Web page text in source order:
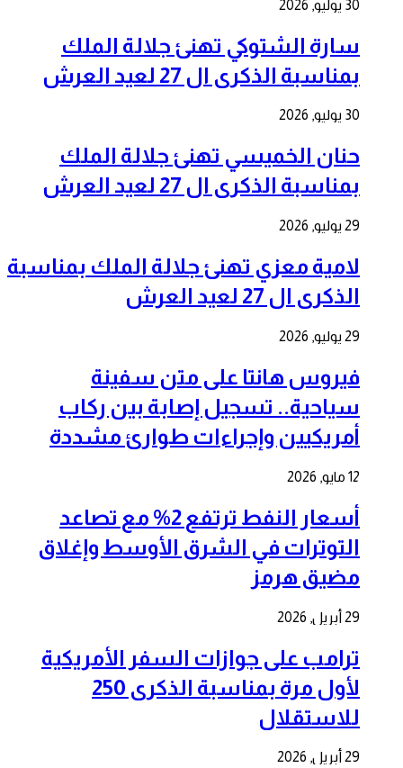
30 يوليو, 2026
سارة الشتوكي تهنئ جلالة الملك
بمناسبة الذكرى ال 27 لعيد العرش
30 يوليو, 2026
حنان الخميسي تهنئ جلالة الملك
بمناسبة الذكرى ال 27 لعيد العرش
29 يوليو, 2026
لامية معزي تهنئ جلالة الملك بمناسبة
الذكرى ال 27 لعيد العرش
29 يوليو, 2026
فيروس هانتا على متن سفينة
سياحية.. تسجيل إصابة بين ركاب
أمريكيين وإجراءات طوارئ مشددة
12 مايو, 2026
أسعار النفط ترتفع 2% مع تصاعد
التوترات في الشرق الأوسط وإغلاق
مضيق هرمز
29 أبريل, 2026
ترامب على جوازات السفر الأمريكية
لأول مرة بمناسبة الذكرى 250
للاستقلال
29 أبريل, 2026